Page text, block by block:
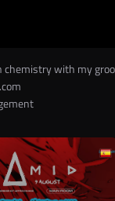
chemistry with my